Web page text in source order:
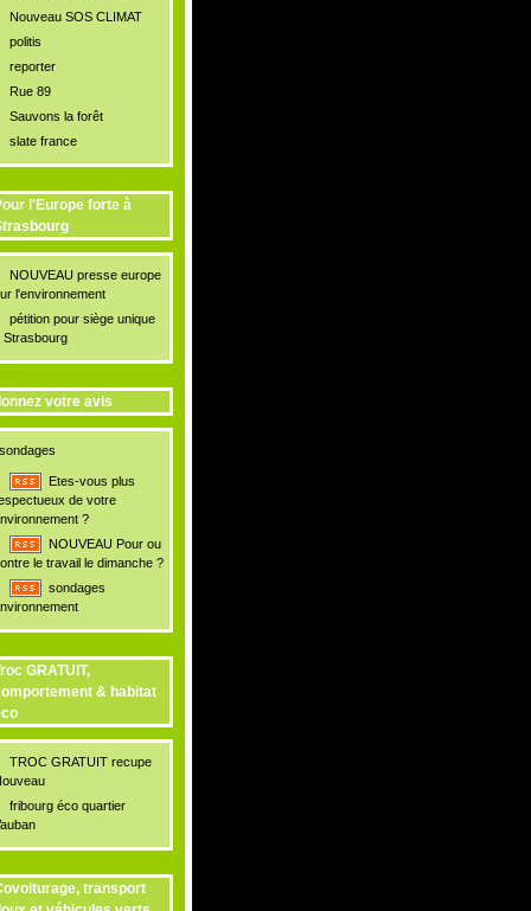
Nouveau SOS CLIMAT
politis
reporter
Rue 89
Sauvons la forêt
slate france
l'Europe forte à
NOUVEAU presse europe
l'environnement
pétition pour siège unique
Strasbourg
votre avis
sondages
Etes-vous plus
de votre
?
NOUVEAU Pour ou
le travail le dimanche ?
sondages
GRATUIT,
& habitat
TROC GRATUIT recupe
fribourg éco quartier
transport